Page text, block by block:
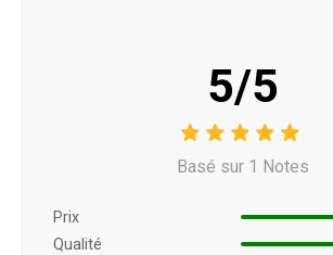
5/5
Basé sur 1 Notes
Prix ​​
Qualité